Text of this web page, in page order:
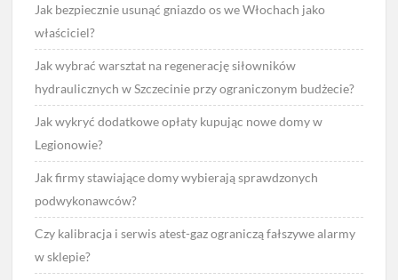
Jak bezpiecznie usunąć gniazdo os we Włochach jako
właściciel?
Jak wybrać warsztat na regenerację siłowników
hydraulicznych w Szczecinie przy ograniczonym budżecie?
Jak wykryć dodatkowe opłaty kupując nowe domy w
Legionowie?
Jak firmy stawiające domy wybierają sprawdzonych
podwykonawców?
Czy kalibracja i serwis atest-gaz ograniczą fałszywe alarmy
w sklepie?